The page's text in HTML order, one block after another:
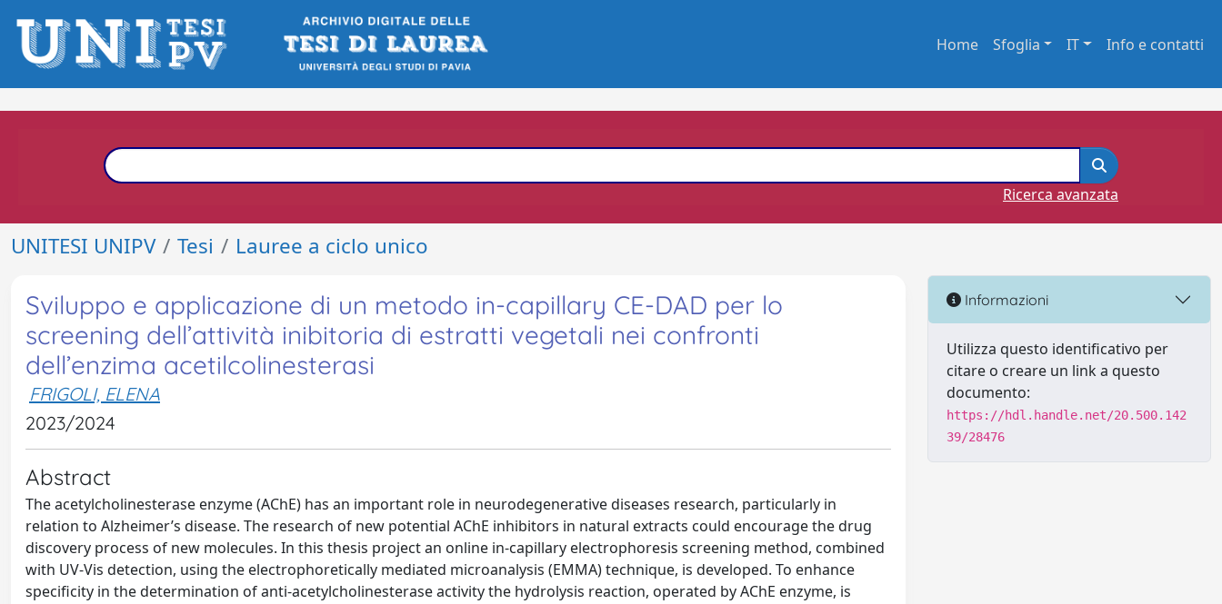
Home Sfoglia IT Info e contatti
Ricerca avanzata
UNITESI UNIPV Tesi Lauree a ciclo unico
Sviluppo e applicazione di un metodo in-capillary CE-DAD per lo
screening dell’attività inibitoria di estratti vegetali nei confronti
dell’enzima acetilcolinesterasi
FRIGOLI, ELENA
2023/2024
Abstract
The acetylcholinesterase enzyme (AChE) has an important role in neurodegenerative diseases research, particularly in
relation to Alzheimer’s disease. The research of new potential AChE inhibitors in natural extracts could encourage the drug
discovery process of new molecules. In this thesis project an online in-capillary electrophoresis screening method, combined
with UV-Vis detection, using the electrophoretically mediated microanalysis (EMMA) technique, is developed. To enhance
specificity in the determination of anti-acetylcholinesterase activity the hydrolysis reaction, operated by AChE enzyme, is
Informazioni
Utilizza questo identificativo per
citare o creare un link a questo
documento:
https://hdl.handle.net/20.500.142
39/28476